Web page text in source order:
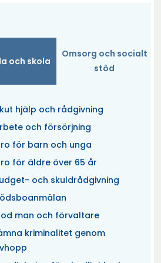
och skola
Omsorg och socialt
stöd
hjälp och rådgivning
och försörjning
för barn och unga
för äldre över 65 år
och skuldrådgivning
man och förvaltare
kriminalitet genom